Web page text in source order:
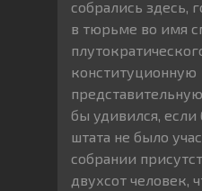
собрались здесь,
в тюрьме во имя
конституционную
бы удивился, если
штата не было
собрании
двухсот человек,